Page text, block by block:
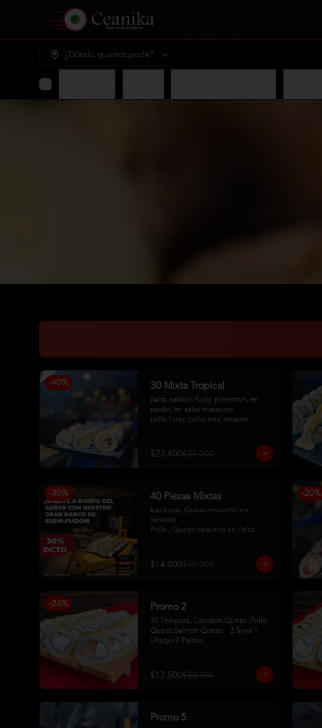
¿Dónde quieres pedir?
-40% 30 Mixta Tropical
palta, salmon furay, pimenton, en
panko, en salsa maracuya
pollo furay, palta, env. sesamo
kanikama frito, salsa acevichada
$23.400$39.000
-30% 40 Piezas Mixtas
kanikama ,Queso envuelto en
Sesamo
Pollo , Queso envuelto en Palta
$14.000$20.000
-20%
-24% Promo 2
30 Tempura, Camaron Queso ,Pollo
Queso,Salmon Queso    2 Soya 1
Unagui 2 Palitos
$17.500$23.100
Promo 5